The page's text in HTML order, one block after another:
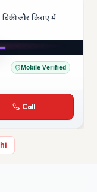
बिक्री और किराए में
Mobile Verified
Call